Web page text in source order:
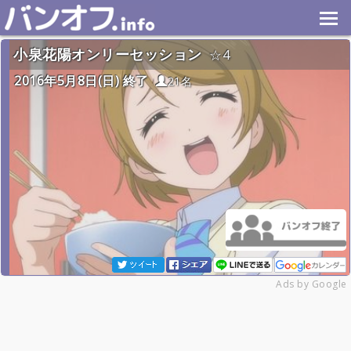
小泉花陽オンリーセッション
4
2016年5月8日(日) 終了
21名
Ads by Google